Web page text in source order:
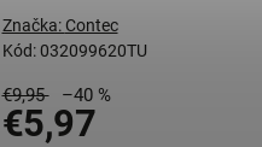
Kód: 032099620TU
Značka: Contec
€9,95 –40 %
€5,97